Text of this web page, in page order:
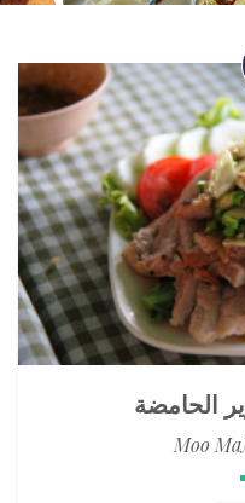
الحامضة
Moo